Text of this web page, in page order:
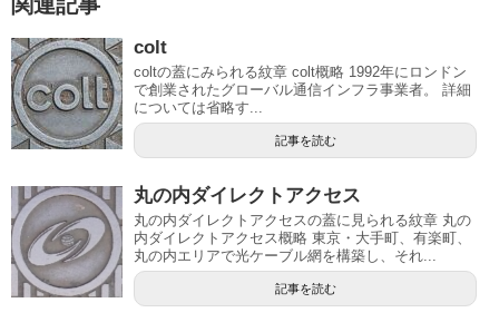
関連記事
colt
coltの蓋にみられる紋章 colt概略 1992年にロンドン
で創業されたグローバル通信インフラ事業者。 詳細
については省略す...
記事を読む
丸の内ダイレクトアクセス
丸の内ダイレクトアクセスの蓋に見られる紋章 丸の
内ダイレクトアクセス概略 東京・大手町、有楽町、
丸の内エリアで光ケーブル網を構築し、それ...
記事を読む